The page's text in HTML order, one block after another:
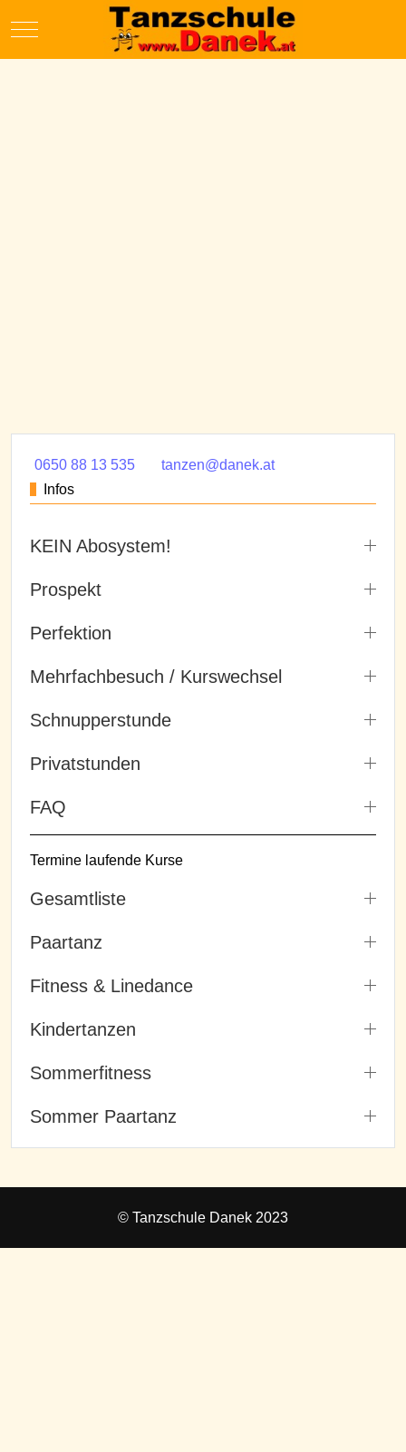
Mobile Menu Toggle
0650 88 13 535
tanzen@danek.at
Infos
KEIN Abosystem!
Prospekt
Perfektion
Mehrfachbesuch / Kurswechsel
Schnupperstunde
Privatstunden
FAQ
Termine laufende Kurse
Gesamtliste
Paartanz
Fitness & Linedance
Kindertanzen
Sommerfitness
Sommer Paartanz
© Tanzschule Danek 2023